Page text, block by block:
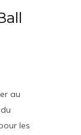
au
les